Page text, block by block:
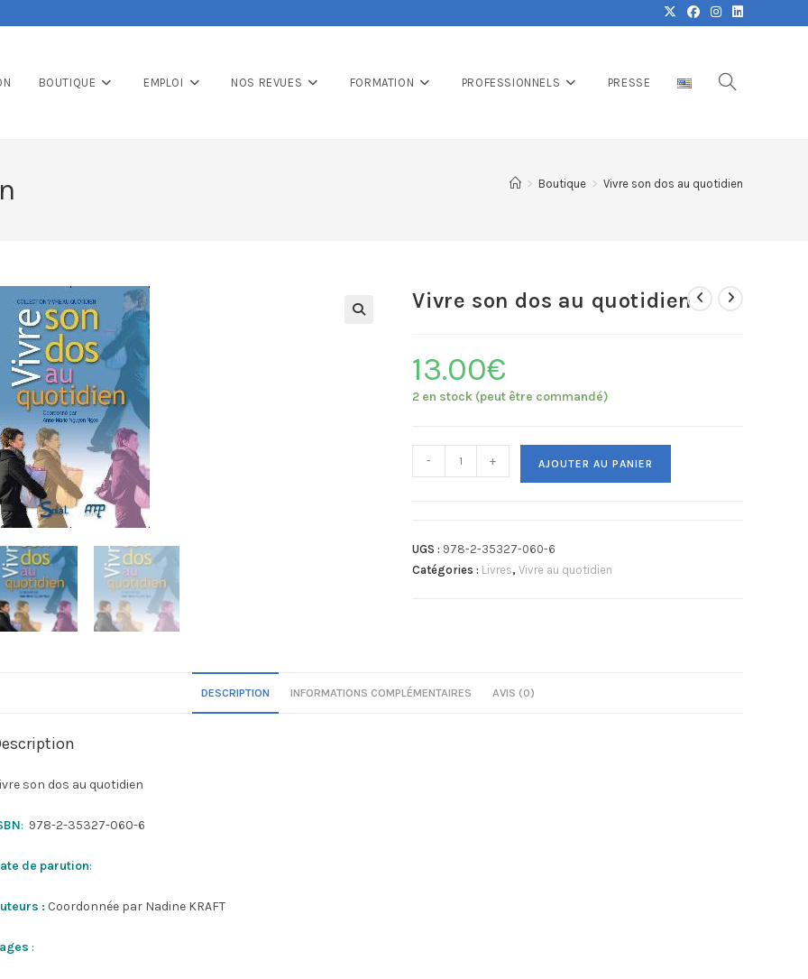
BOUTIQUE EMPLOI NOS REVUES FORMATION PROFESSIONNELS PRESSE
> Boutique > Vivre son dos au quotidien
Vivre son dos au quotidien
13.00€
2 en stock (peut être commandé)
- + AJOUTER AU PANIER
UGS : 978-2-35327-060-6
Catégories : Livres,Vivre au quotidien
DESCRIPTION INFORMATIONS COMPLÉMENTAIRES AVIS (0)
son dos au quotidien
: 978-2-35327-060-6
de parution:
: Coordonnée par Nadine KRAFT
: